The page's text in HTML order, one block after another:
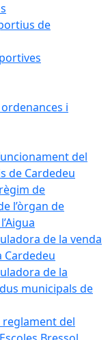
de
i
del
de Cardedeu
de
l’òrgan de
de la venda
Cardedeu
de la
municipals de
del